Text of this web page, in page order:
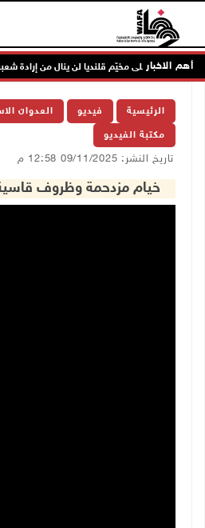
أهم الاخبار
الاحتلال على مخيّم قلنديا لن ينال من إرادة شعبنا
الرئيسية فيديو العدوان
مكتبة الفيديو
تاريخ النشر: 09/11/2025 12:58 م
خيام مزدحمة وظروف